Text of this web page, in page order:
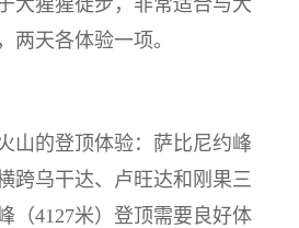
大猩猩徒步，非常适合与大
两天各体验一项。
山的登顶体验：萨比尼约峰
跨乌干达、卢旺达和刚果三
（4127米）登顶需要良好体